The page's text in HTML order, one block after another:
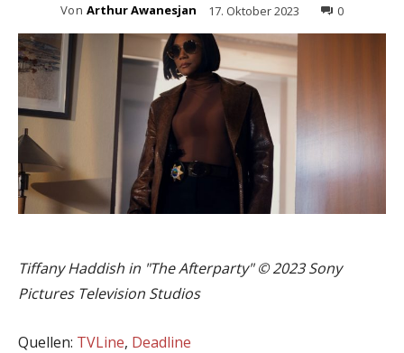
Von Arthur Awanesjan 17. Oktober 2023 0
Tiffany Haddish in "The Afterparty" © 2023 Sony
Pictures Television Studios
Quellen: TVLine, Deadline